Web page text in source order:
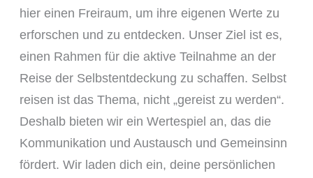
hier einen Freiraum, um ihre eigenen Werte zu
erforschen und zu entdecken. Unser Ziel ist es,
einen Rahmen für die aktive Teilnahme an der
Reise der Selbstentdeckung zu schaffen. Selbst
reisen ist das Thema, nicht „gereist zu werden“.
Deshalb bieten wir ein Wertespiel an, das die
Kommunikation und Austausch und Gemeinsinn
fördert. Wir laden dich ein, deine persönlichen